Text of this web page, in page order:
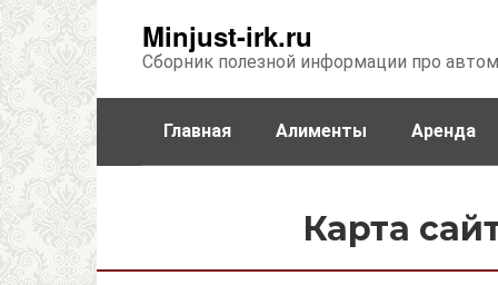
Minjust-irk.ru
Сборник полезной информации про
Главная Алименты Аренда
Карта